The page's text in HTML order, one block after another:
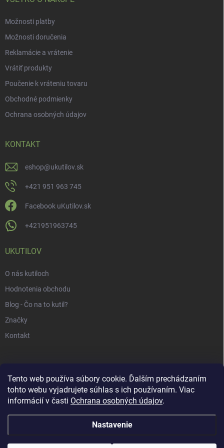
Tento web používa súbory cookie. Ďalším prechádzaním
tohto webu vyjadrujete súhlas s ich používaním. Viac
informácií v časti Ochrana osobných údajov.
Nastavenie
Možnosti platby
Možnosti doručenia
Reklamácie a vrátenie
Vrátiť produkty
Poučenie k vráteniu tovaru
Obchodné podmienky
Ochrana osobných údajov
KONTAKT
eshop@ukutilov.sk
+421 951 963 745
Facebook uKutilov.sk
+421951963745
UKUTILOV
O nás kutiloch
Hodnotenia obchodu
Blog - Čo na to kutil?
Značky
Kontakt